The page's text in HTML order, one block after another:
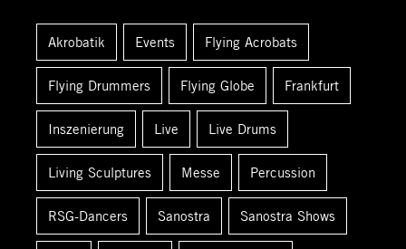
c
Akrobatik Events Flying Acrobats
Flying Drummers Flying Globe Frankfurt
Inszenierung Live Live Drums
Living Sculptures Messe Percussion
RSG-Dancers Sanostra Sanostra Shows